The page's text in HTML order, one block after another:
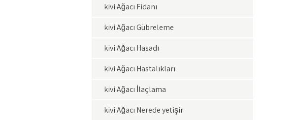
kivi Ağacı Fidanı
kivi Ağacı Gübreleme
kivi Ağacı Hasadı
kivi Ağacı Hastalıkları
kivi Ağacı İlaçlama
kivi Ağacı Nerede yetişir